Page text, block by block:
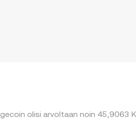
olisi arvoltaan noin 45,9063